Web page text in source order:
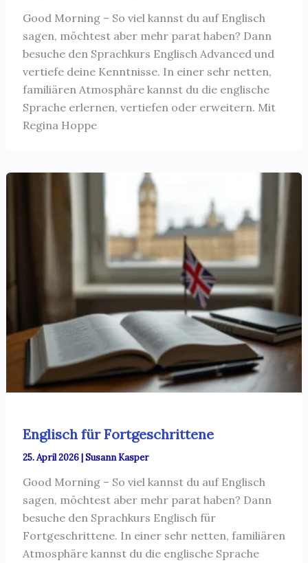
Good Morning – So viel kannst du auf Englisch
sagen, möchtest aber mehr parat haben? Dann
besuche den Sprachkurs Englisch Advanced und
vertiefe deine Kenntnisse. In einer sehr netten,
familiären Atmosphäre kannst du die englische
Sprache erlernen, vertiefen oder erweitern. Mit
Regina Hoppe
Englisch für Fortgeschrittene
25. April 2026|Susann Kasper
Good Morning – So viel kannst du auf Englisch
sagen, möchtest aber mehr parat haben? Dann
besuche den Sprachkurs Englisch für
Fortgeschrittene. In einer sehr netten, familiären
Atmosphäre kannst du die englische Sprache